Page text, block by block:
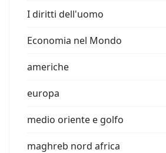
I diritti dell'uomo
Economia nel Mondo
americhe
europa
medio oriente e golfo
maghreb nord africa